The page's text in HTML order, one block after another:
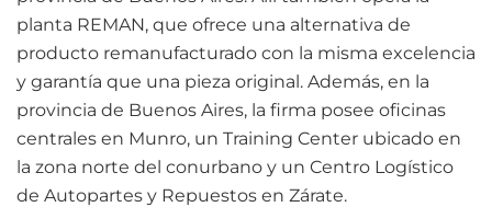
planta REMAN, que ofrece una alternativa de
producto remanufacturado con la misma excelencia
y garantía que una pieza original. Además, en la
provincia de Buenos Aires, la firma posee oficinas
centrales en Munro, un Training Center ubicado en
la zona norte del conurbano y un Centro Logístico
de Autopartes y Repuestos en Zárate.